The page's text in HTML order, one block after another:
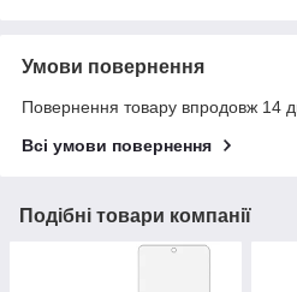
Умови повернення
Повернення товару впродовж 14
Всі умови повернення
Подібні товари компанії